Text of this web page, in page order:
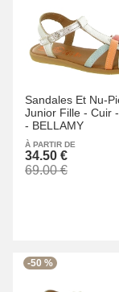
Sandales Et Nu-
Junior Fille - Cuir -
- BELLAMY
À PARTIR DE
34.50 €
69.00 €
-50 %